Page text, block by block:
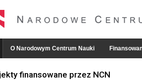
O Narodowym Centrum Nauki
finansowane przez NCN